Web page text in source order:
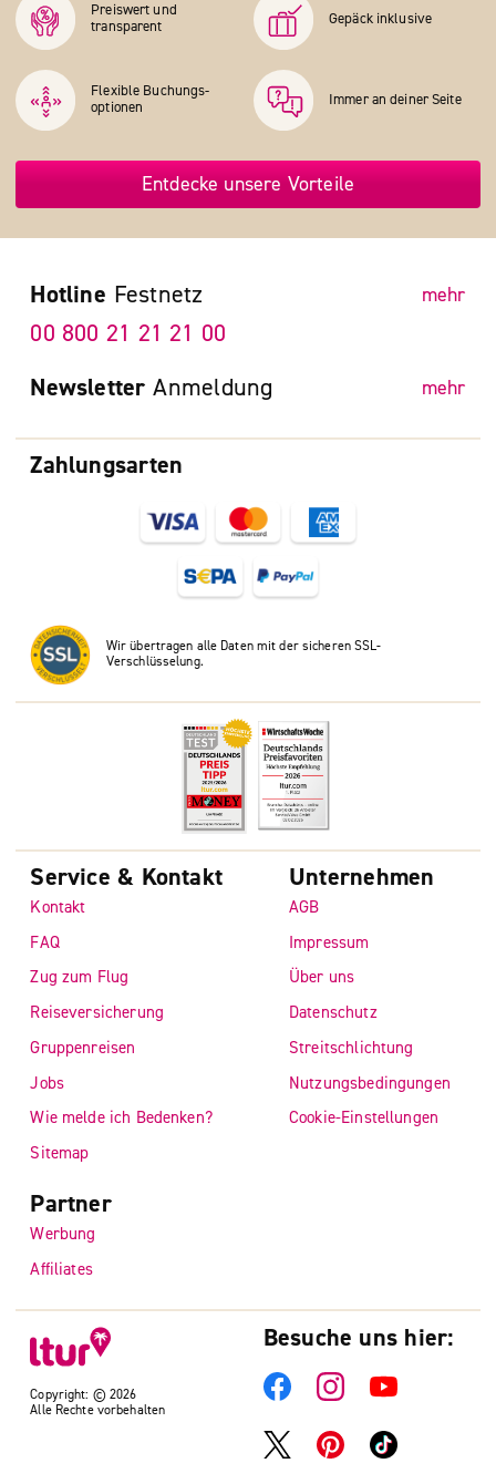
Preiswert und
transparent
Gepäck inklusive
Flexible Buchungs­
optionen
Immer an deiner Seite
Entdecke unsere Vorteile
Zahlungsarten
Wir übertragen alle Daten mit der sicheren SSL-
Verschlüsselung.
Hotline Festnetz mehr
00 800 21 21 21 00
Newsletter Anmeldung mehr
Copyright: © 2026
Alle Rechte vorbehalten
Service & Kontakt
Kontakt
FAQ
Zug zum Flug
Reiseversicherung
Gruppenreisen
Jobs
Wie melde ich Bedenken?
Sitemap
Unternehmen
AGB
Impressum
Über uns
Datenschutz
Streitschlichtung
Nutzungsbedingungen
Cookie-Einstellungen
Partner
Werbung
Affiliates
Besuche uns hier: